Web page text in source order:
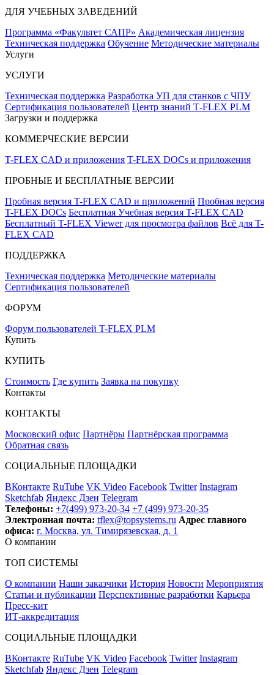
ДЛЯ УЧЕБНЫХ ЗАВЕДЕНИЙ
Программа «Факультет САПР» Академическая лицензия
Техническая поддержка Обучение Методические материалы
Услуги
УСЛУГИ
Техническая поддержка Разработка УП для станков с ЧПУ
Сертификация пользователей Центр знаний T‑FLEX PLM
Загрузки и поддержка
КОММЕРЧЕСКИЕ ВЕРСИИ
T-FLEX CAD и приложения T-FLEX DOCs и приложения
ПРОБНЫЕ И БЕСПЛАТНЫЕ ВЕРСИИ
Пробная версия T-FLEX CAD и приложений Пробная версия
T-FLEX DOCs Бесплатная Учебная версия T-FLEX CAD
Бесплатный T-FLEX Viewer для просмотра файлов Всё для T-
FLEX CAD
ПОДДЕРЖКА
Техническая поддержка Методические материалы
Сертификация пользователей
ФОРУМ
Форум пользователей T-FLEX PLM
Купить
КУПИТЬ
Стоимость Где купить Заявка на покупку
Контакты
КОНТАКТЫ
Московский офис Партнёры Партнёрская программа
Обратная связь
СОЦИАЛЬНЫЕ ПЛОЩАДКИ
ВКонтакте RuTube VK Video Facebook Twitter Instagram
Sketchfab Яндекс Дзен Telegram
Телефоны: +7(499) 973-20-34 +7 (499) 973-20-35
Электронная почта: tflex@topsystems.ru Адрес главного
офиса: г. Москва, ул. Тимирязевская, д. 1
О компании
ТОП СИСТЕМЫ
О компании Наши заказчики История Новости Мероприятия
Статьи и публикации Перспективные разработки Карьера
Пресс-кит
ИТ-аккредитация
СОЦИАЛЬНЫЕ ПЛОЩАДКИ
ВКонтакте RuTube VK Video Facebook Twitter Instagram
Sketchfab Яндекс Дзен Telegram